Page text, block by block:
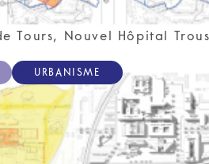
Tours, Nouvel Hôpital
URBANISME